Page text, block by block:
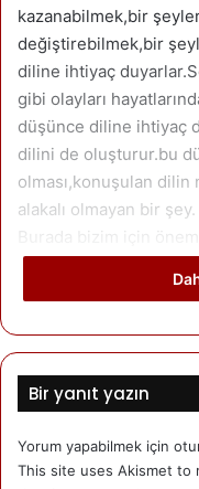
kazanabilmek,bir
değiştirebilmek,bir
diline ihtiyaç
gibi olayları
düşünce diline ihtiyaç
dilini de oluşturur.bu
olması,konuşulan dilin
alakalı olmayan bir
Burada bizim için
düşünebiliyor muyuz?
Arkadaşlarımızla bir
Bir toplantıda,bir
dinlerken,
Okulda öğretmenin
Bir yanıt yazın
Yorum yapabilmek için
This site uses Akismet to